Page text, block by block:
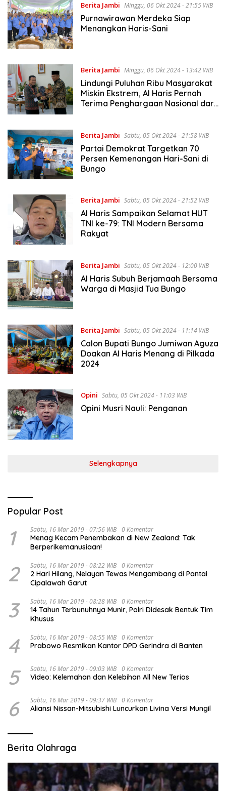
Berita Jambi Minggu, 06 Okt 2024 - 21:55 WIB
Purnawirawan Merdeka Siap
Menangkan Haris-Sani
Berita Jambi Minggu, 06 Okt 2024 - 13:42 WIB
Lindungi Puluhan Ribu Masyarakat
Miskin Ekstrem, Al Haris Pernah
Terima Penghargaan Nasional dari
Berita Jambi Sabtu, 05 Okt 2024 - 21:58 WIB
Partai Demokrat Targetkan 70
Persen Kemenangan Hari-Sani di
Bungo
Berita Jambi Sabtu, 05 Okt 2024 - 21:52 WIB
Al Haris Sampaikan Selamat HUT
TNI ke-79: TNI Modern Bersama
Rakyat
Berita Jambi Sabtu, 05 Okt 2024 - 12:00 WIB
Al Haris Subuh Berjamaah Bersama
Warga di Masjid Tua Bungo
Berita Jambi Sabtu, 05 Okt 2024 - 11:14 WIB
Calon Bupati Bungo Jumiwan Aguza
Doakan Al Haris Menang di Pilkada
2024
Opini Sabtu, 05 Okt 2024 - 11:03 WIB
Opini Musri Nauli: Penganan
Selengkapnya
Popular Post
1 Sabtu, 16 Mar 2019 - 07:56 WIB 0 Komentar
Menag Kecam Penembakan di New Zealand: Tak
Berperikemanusiaan!
2 Sabtu, 16 Mar 2019 - 08:22 WIB 0 Komentar
2 Hari Hilang, Nelayan Tewas Mengambang di Pantai
Cipalawah Garut
3 Sabtu, 16 Mar 2019 - 08:28 WIB 0 Komentar
14 Tahun Terbunuhnya Munir, Polri Didesak Bentuk Tim
Khusus
4 Sabtu, 16 Mar 2019 - 08:55 WIB 0 Komentar
Prabowo Resmikan Kantor DPD Gerindra di Banten
5 Sabtu, 16 Mar 2019 - 09:03 WIB 0 Komentar
Video: Kelemahan dan Kelebihan All New Terios
6 Sabtu, 16 Mar 2019 - 09:37 WIB 0 Komentar
Aliansi Nissan-Mitsubishi Luncurkan Livina Versi Mungil
Berita Olahraga